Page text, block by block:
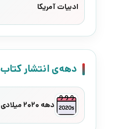
ادبیات آمریکا
دهه‌ی انتشار کتاب
دهه 2020 میلادی